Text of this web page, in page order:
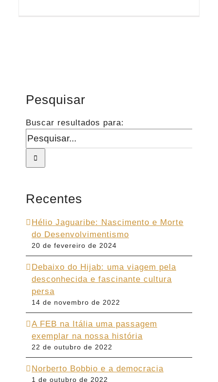
Pesquisar
Buscar resultados para:
Recentes
Hélio Jaguaribe: Nascimento e Morte
do Desenvolvimentismo
20 de fevereiro de 2024
Debaixo do Hijab: uma viagem pela
desconhecida e fascinante cultura
persa
14 de novembro de 2022
A FEB na Itália uma passagem
exemplar na nossa história
22 de outubro de 2022
Norberto Bobbio e a democracia
1 de outubro de 2022